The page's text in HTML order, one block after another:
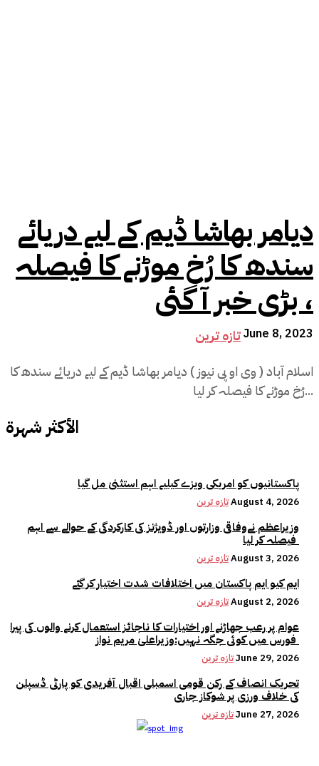
دیامر بھاشا ڈیم کے لیے دریائے
سندھ کا رُخ موڑنے کا فیصلہ
، بڑی خبر آ گئی
تازہ ترینJune 8, 2023
اسلام آباد ( وی او پی نیوز ) دیامر بھاشا ڈیم کے لیے دریائے سندھ کا
رُخ موڑنے کا فیصلہ کر لیا...
الأكثر شهرة
پاکستانیوں کو امریکی ویزے کیلیے اہم استثنیٰ مل گیا
تازہ ترینAugust 4, 2026
وزیراعظم نےوفاقی وزارتوں اور ڈویژنز کی کارکردگی کے حوالے سے اہم
تازہ ترینAugust 3, 2026
ایم کیو ایم پاکستان میں اختلافات شدت اختیار کر گئے
تازہ ترینAugust 2, 2026
عوام پر رعب جھاڑنے اور اختیارات کا ناجائز استعمال کرنے والوں کی پیرا
تازہ ترینJune 29, 2026
تحریک انصاف کے رکن قومی اسمبلی اقبال آفریدی کو پارٹی ڈسپلن
کی خلاف ورزی پر شوکاز جاری
تازہ ترینJune 27, 2026